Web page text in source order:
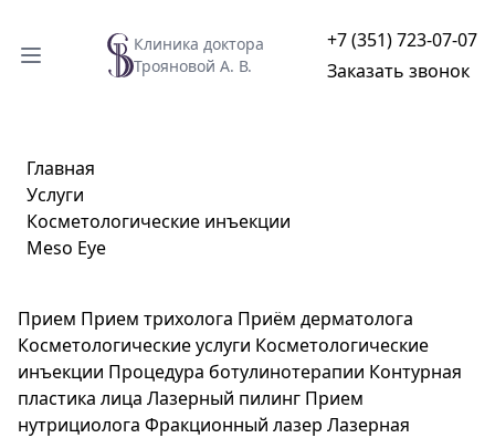
Клиника доктора
Трояновой А. В.
+7 (351) 723-07-07
Заказать звонок
Главная
Услуги
Косметологические инъекции
Meso Eye
Прием Прием трихолога Приём дерматолога
Косметологические услуги Косметологические
инъекции Процедура ботулинотерапии Контурная
пластика лица Лазерный пилинг Прием
нутрициолога Фракционный лазер Лазерная